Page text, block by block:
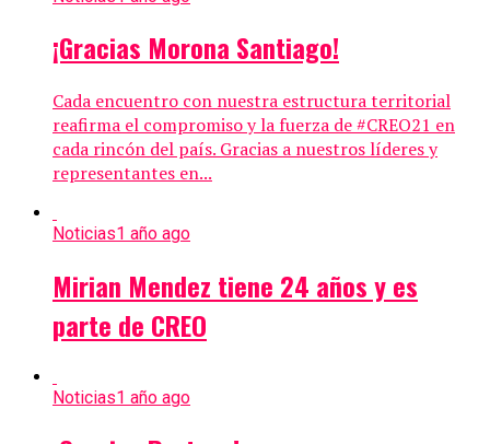
¡Gracias Morona Santiago!
Cada encuentro con nuestra estructura territorial
reafirma el compromiso y la fuerza de #CREO21 en
cada rincón del país. Gracias a nuestros líderes y
representantes en...
Noticias1 año ago
Mirian Mendez tiene 24 años y es
parte de CREO
Noticias1 año ago